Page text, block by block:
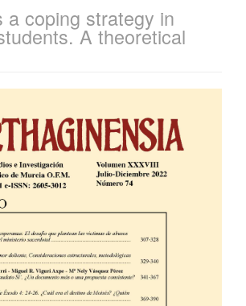
a coping strategy in
A theoretical